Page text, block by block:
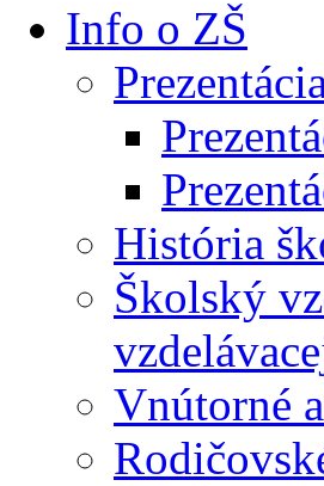
Info o ZŠ
História
Školský
Vnútorné